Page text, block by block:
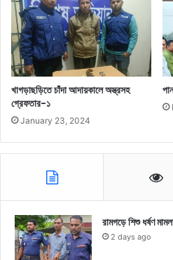
খাগড়াছড়িতে চাঁদা আদায়কালে অস্ত্রসহ
গ্রেফতার-১
January 23, 2024
রামগড়ে শিশু ধর্ষণ
2 days ago